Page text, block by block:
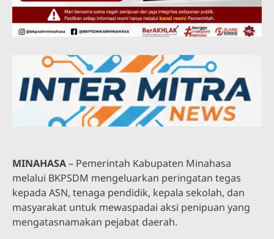
MINAHASA– Pemerintah Kabupaten Minahasa
melalui BKPSDM mengeluarkan peringatan tegas
kepada ASN, tenaga pendidik, kepala sekolah, dan
masyarakat untuk mewaspadai aksi penipuan yang
mengatasnamakan pejabat daerah.